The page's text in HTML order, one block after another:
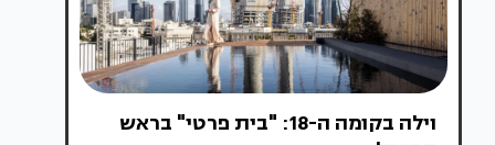
וילה בקומה ה-18: "בית פרטי" בראש